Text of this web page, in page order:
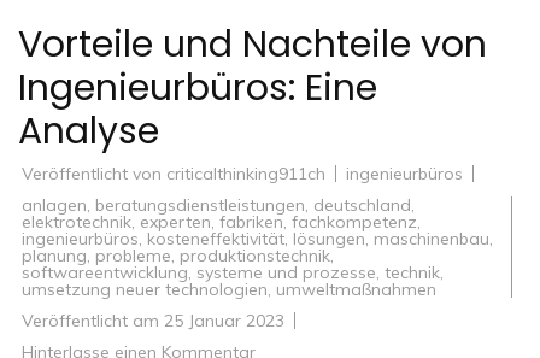
Vorteile und Nachteile von
Ingenieurbüros: Eine
Analyse
Veröffentlicht von criticalthinking911ch
ingenieurbüros
anlagen, beratungsdienstleistungen, deutschland,
elektrotechnik, experten, fabriken, fachkompetenz,
ingenieurbüros, kosteneffektivität, lösungen, maschinenbau,
planung, probleme, produktionstechnik,
softwareentwicklung, systeme und prozesse, technik,
umsetzung neuer technologien, umweltmaßnahmen
Veröffentlicht am 25 Januar 2023
Hinterlasse einen Kommentarzu